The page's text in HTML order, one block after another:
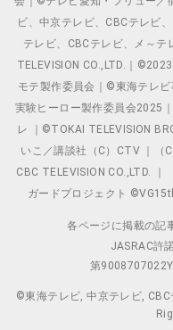
ビ、中京テレビ、CBCテレビ
テレビ、CBCテレビ、メ～
TELEVISION CO.,LTD.｜
モテ製作委員会｜©東海テレ
実験ヒーロー製作委員会2025
レ ｜©TOKAI TELEVISION
いこ／講談社（C）CTV ｜（
CBC TELEVISION CO.,LTD.
ガードプロジェクト
各ページに掲載の記
JASRAC許
第
©東海テレビ, 中京テレビ,